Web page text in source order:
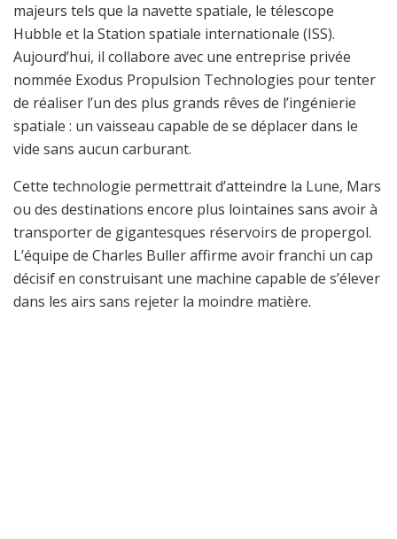
majeurs tels que la navette spatiale, le télescope
Hubble et la Station spatiale internationale (ISS).
Aujourd’hui, il collabore avec une entreprise privée
nommée Exodus Propulsion Technologies pour tenter
de réaliser l’un des plus grands rêves de l’ingénierie
spatiale : un vaisseau capable de se déplacer dans le
vide sans aucun carburant.
Cette technologie permettrait d’atteindre la Lune, Mars
ou des destinations encore plus lointaines sans avoir à
transporter de gigantesques réservoirs de propergol.
L’équipe de Charles Buller affirme avoir franchi un cap
décisif en construisant une machine capable de s’élever
dans les airs sans rejeter la moindre matière.